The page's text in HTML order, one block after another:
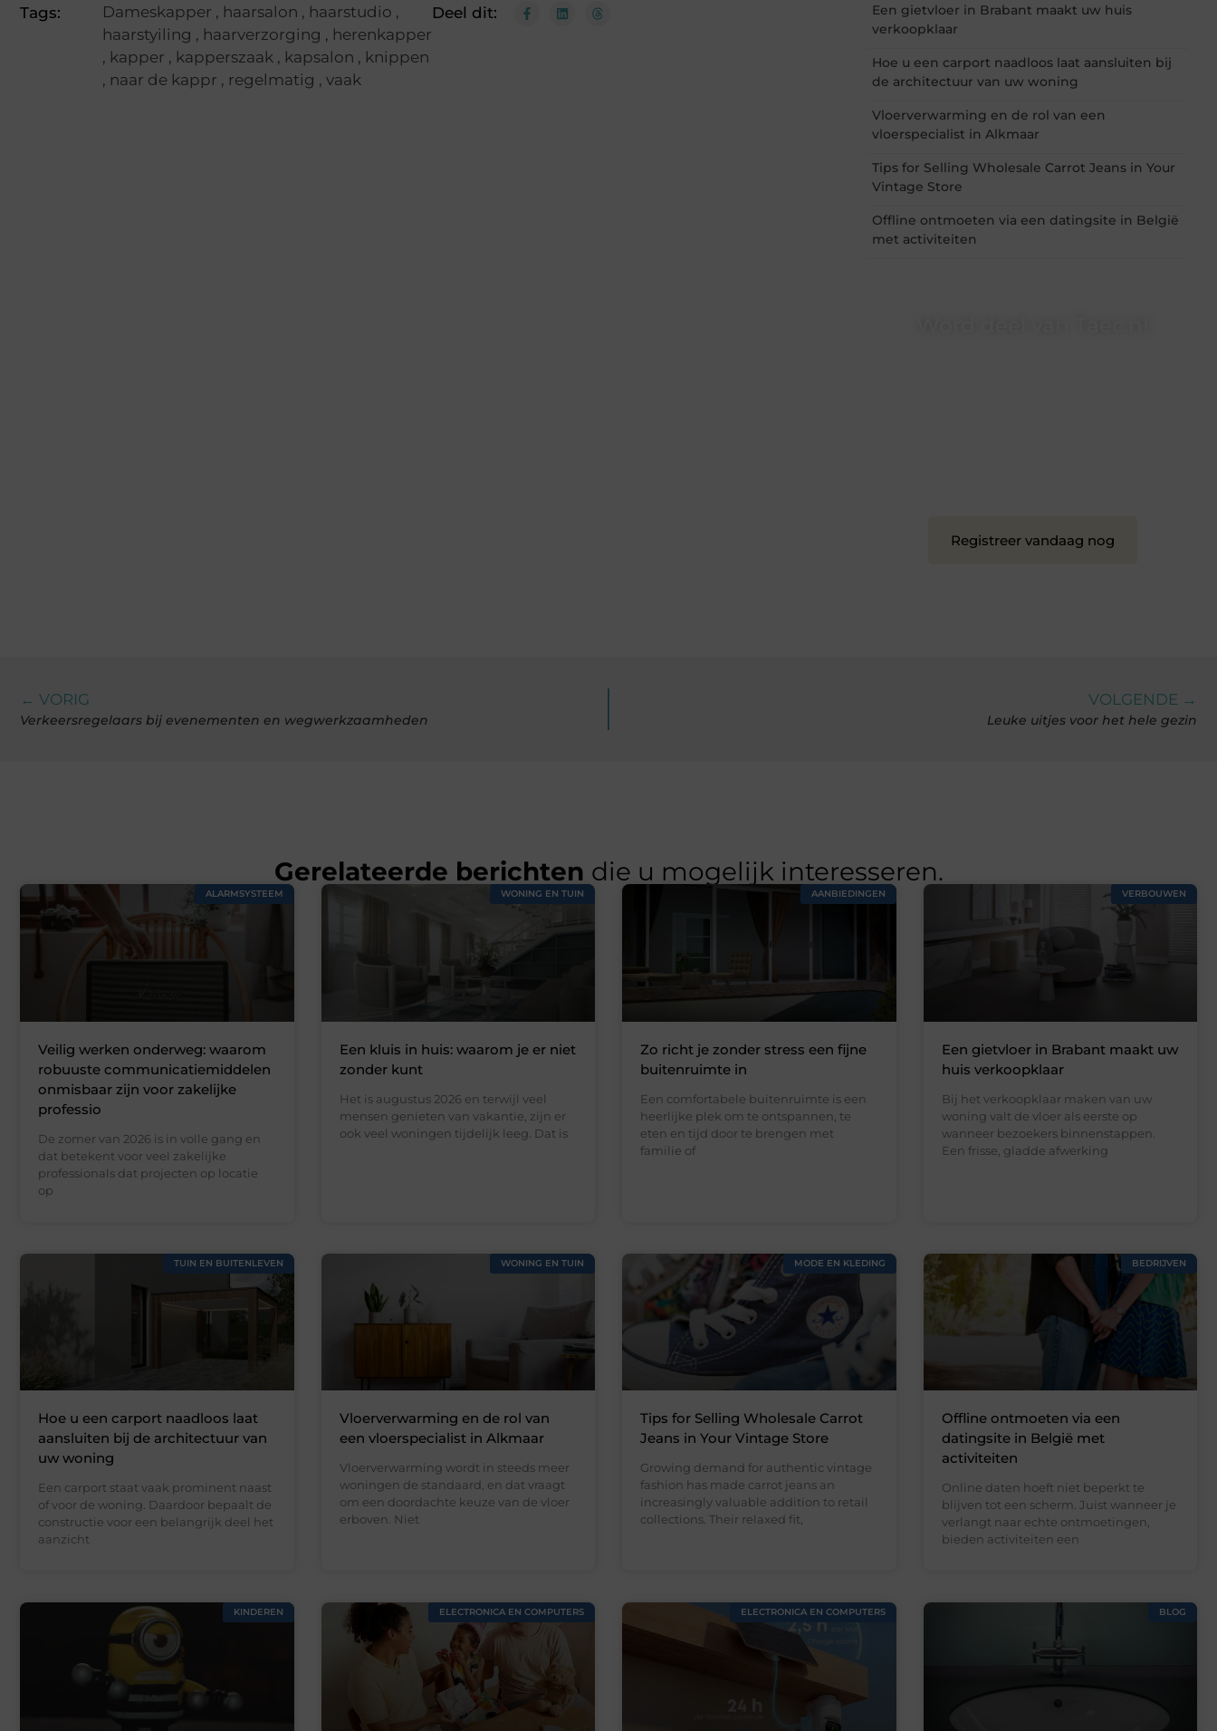
Tags: Dameskapper , haarsalon , haarstudio ,
haarstyiling , haarverzorging , herenkapper
, kapper , kapperszaak , kapsalon , knippen
, naar de kappr , regelmatig , vaak
Deel dit:
Een gietvloer in Brabant maakt uw huis
verkoopklaar
Hoe u een carport naadloos laat aansluiten bij
de architectuur van uw woning
Vloerverwarming en de rol van een
vloerspecialist in Alkmaar
Tips for Selling Wholesale Carrot Jeans in Your
Vintage Store
Offline ontmoeten via een datingsite in België
met activiteiten
Registreer vandaag nog
← VORIG
Verkeersregelaars bij evenementen en wegwerkzaamheden
VOLGENDE →
Leuke uitjes voor het hele gezin
Gerelateerde berichten die u mogelijk interesseren.
ALARMSYSTEEM
Veilig werken onderweg: waarom
robuuste communicatiemiddelen
onmisbaar zijn voor zakelijke
professio
De zomer van 2026 is in volle gang en
dat betekent voor veel zakelijke
professionals dat projecten op locatie
op
WONING EN TUIN
Een kluis in huis: waarom je er niet
zonder kunt
Het is augustus 2026 en terwijl veel
mensen genieten van vakantie, zijn er
ook veel woningen tijdelijk leeg. Dat is
AANBIEDINGEN
Zo richt je zonder stress een fijne
buitenruimte in
Een comfortabele buitenruimte is een
heerlijke plek om te ontspannen, te
eten en tijd door te brengen met
familie of
VERBOUWEN
Een gietvloer in Brabant maakt uw
huis verkoopklaar
Bij het verkoopklaar maken van uw
woning valt de vloer als eerste op
wanneer bezoekers binnenstappen.
Een frisse, gladde afwerking
TUIN EN BUITENLEVEN
Hoe u een carport naadloos laat
aansluiten bij de architectuur van
uw woning
Een carport staat vaak prominent naast
of voor de woning. Daardoor bepaalt de
constructie voor een belangrijk deel het
aanzicht
WONING EN TUIN
Vloerverwarming en de rol van
een vloerspecialist in Alkmaar
Vloerverwarming wordt in steeds meer
woningen de standaard, en dat vraagt
om een doordachte keuze van de vloer
erboven. Niet
MODE EN KLEDING
Tips for Selling Wholesale Carrot
Jeans in Your Vintage Store
Growing demand for authentic vintage
fashion has made carrot jeans an
increasingly valuable addition to retail
collections. Their relaxed fit,
BEDRIJVEN
Offline ontmoeten via een
datingsite in België met
activiteiten
Online daten hoeft niet beperkt te
blijven tot een scherm. Juist wanneer je
verlangt naar echte ontmoetingen,
bieden activiteiten een
KINDEREN ELECTRONICA EN COMPUTERS ELECTRONICA EN COMPUTERS BLOG